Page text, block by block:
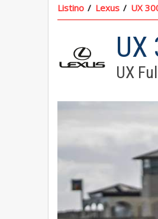
Listino Lexus UX
UX
UX